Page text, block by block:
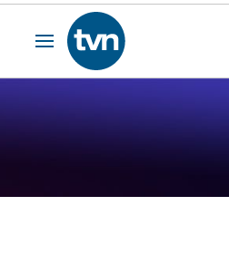
Ir al contenido
Obrir navegació